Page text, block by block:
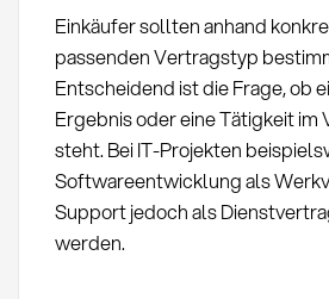
Einkäufer sollten anhand
passenden Vertragstyp
Entscheidend ist die Frage, ob
Ergebnis oder eine Tätigkeit im
steht. Bei IT-Projekten
Softwareentwicklung als
Support jedoch als
werden.